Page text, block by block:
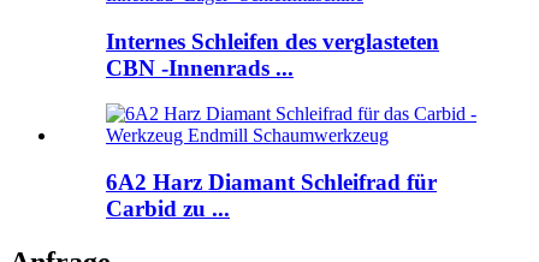
Internes Schleifen des verglasteten
CBN -Innenrads ...
6A2 Harz Diamant Schleifrad für
Carbid zu ...